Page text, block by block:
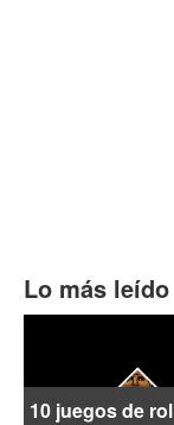
Lo más leído
10 juegos de